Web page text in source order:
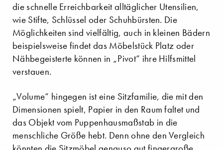
die schnelle Erreichbarkeit alltäglicher Utensilien,
wie Stifte, Schlüssel oder Schuhbürsten. Die
Möglichkeiten sind vielfältig, auch in kleinen Bädern
beispielsweise findet das Möbelstück Platz oder
Nähbegeisterte können in „Pivot“ ihre Hilfsmittel
verstauen.
„Volume“ hingegen ist eine Sitzfamilie, die mit den
Dimensionen spielt, Papier in den Raum faltet und
das Objekt vom Puppenhausmaßstab in die
menschliche Größe hebt. Denn ohne den Vergleich